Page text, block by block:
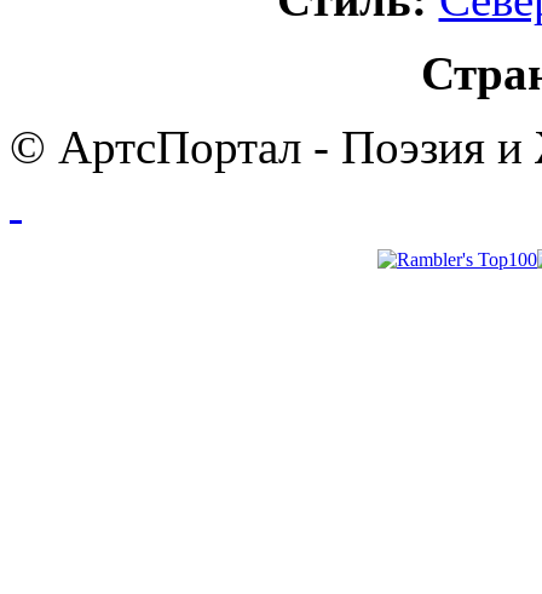
© АртсПортал - Поэзия